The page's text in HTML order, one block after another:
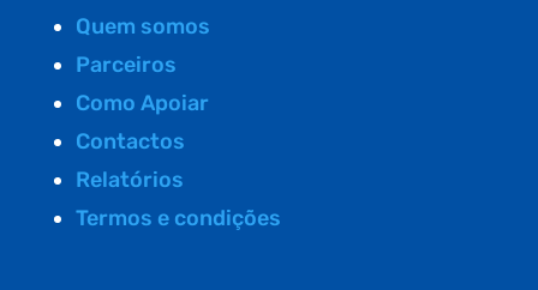
Quem somos
Parceiros
Como Apoiar
Contactos
Relatórios
Termos e condições